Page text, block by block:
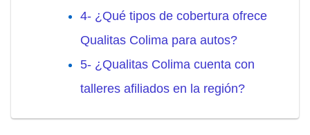
4- ¿Qué tipos de cobertura ofrece
Qualitas Colima para autos?
5- ¿Qualitas Colima cuenta con
talleres afiliados en la región?